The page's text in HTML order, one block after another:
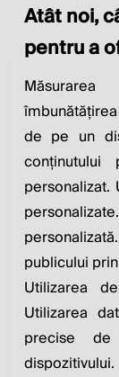
Milton
Contact
noi
Atât noi,
pentru a
de pe un
publicului
Utilizarea
Utilizarea
precise
dispozitivului.